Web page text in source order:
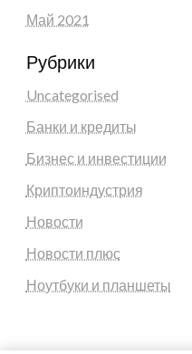
Май 2021
Рубрики
Uncategorised
Банки и кредиты
Бизнес и инвестиции
Криптоиндустрия
Новости
Новости плюс
Ноутбуки и планшеты